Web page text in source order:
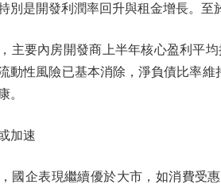
別是開發利潤率回升與租金增長。至
內房開發商上半年核心盈利平均
動性風險已基本消除，淨負債比率
。
加速
企表現繼續優於大市，如消費受惠